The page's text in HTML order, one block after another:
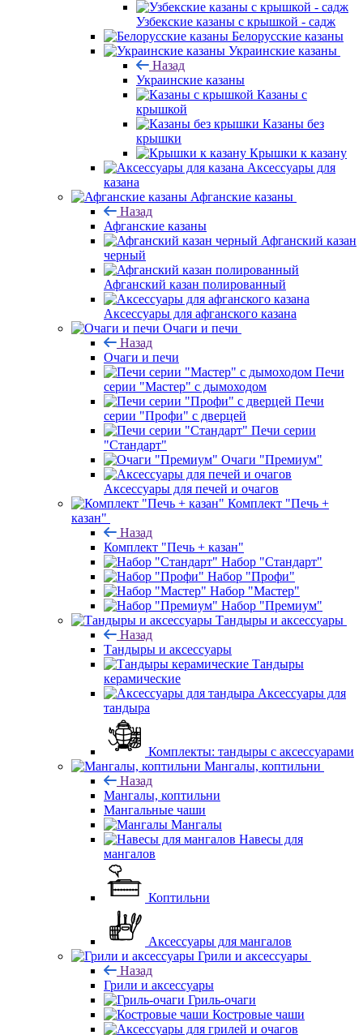
Узбекские казаны с крышкой - садж
Белорусские казаны
Украинские казаны
Назад
Украинские казаны
Казаны с
крышкой
Казаны без
крышки
Крышки к казану
Аксессуары для
казана
Афганские казаны
Назад
Афганские казаны
Афганский казан
черный
Афганский казан полированный
Аксессуары для афганского казана
Очаги и печи
Назад
Очаги и печи
Печи
серии "Мастер" с дымоходом
Печи
серии "Профи" с дверцей
Печи серии
"Стандарт"
Очаги "Премиум"
Аксессуары для печей и очагов
Комплект "Печь +
казан"
Назад
Комплект "Печь + казан"
Набор "Стандарт"
Набор "Профи"
Набор "Мастер"
Набор "Премиум"
Тандыры и аксессуары
Назад
Тандыры и аксессуары
Тандыры
керамические
Аксессуары для
тандыра
Комплекты: тандыры с аксессуарами
Мангалы, коптильни
Назад
Мангалы, коптильни
Мангальные чаши
Мангалы
Навесы для
мангалов
Коптильни
Аксессуары для мангалов
Грили и аксессуары
Назад
Грили и аксессуары
Гриль-очаги
Костровые чаши